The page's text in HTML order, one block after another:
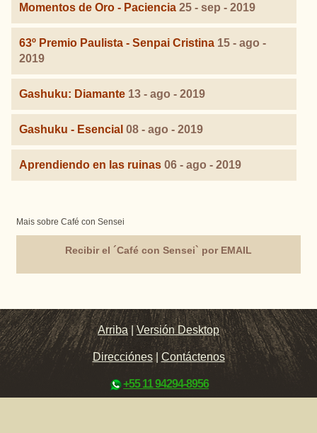
Momentos de Oro - Paciencia 25 - sep - 2019
63º Premio Paulista - Senpai Cristina 15 - ago -
2019
Gashuku: Diamante 13 - ago - 2019
Gashuku - Esencial 08 - ago - 2019
Aprendiendo en las ruinas 06 - ago - 2019
Mais sobre Café con Sensei
Recibir el ´Café con Sensei` por EMAIL
Arriba |Versión Desktop
Direcciónes| Contáctenos
+55 11 94294-8956